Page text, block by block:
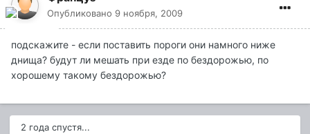
Опубликовано 9 ноября, 2009
подскажите - если поставить пороги они намного ниже
днища? будут ли мешать при езде по бездорожью, по
хорошему такому бездорожью?
2 года спустя...